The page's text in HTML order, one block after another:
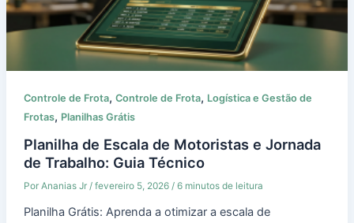
Controle de Frota, Controle de Frota, Logística e Gestão de
Frotas, Planilhas Grátis
Planilha de Escala de Motoristas e Jornada
de Trabalho: Guia Técnico
Por Ananias Jr / fevereiro 5, 2026 / 6 minutos de leitura
Planilha Grátis: Aprenda a otimizar a escala de